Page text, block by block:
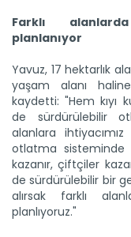
Farklı
planlanıyor
Yavuz, 17 hektarlık
yaşam alanı
kaydetti: "Hem kıyı
de sürdürülebilir
alanlara
otlatma sisteminde
kazanır, çiftçiler
de sürdürülebilir bir
alırsak farklı
planlıyoruz."
Tarımsal yenilikleri
yayım...
Devamını Oku ->
Sülünler
Güzelliğiyle doğayı